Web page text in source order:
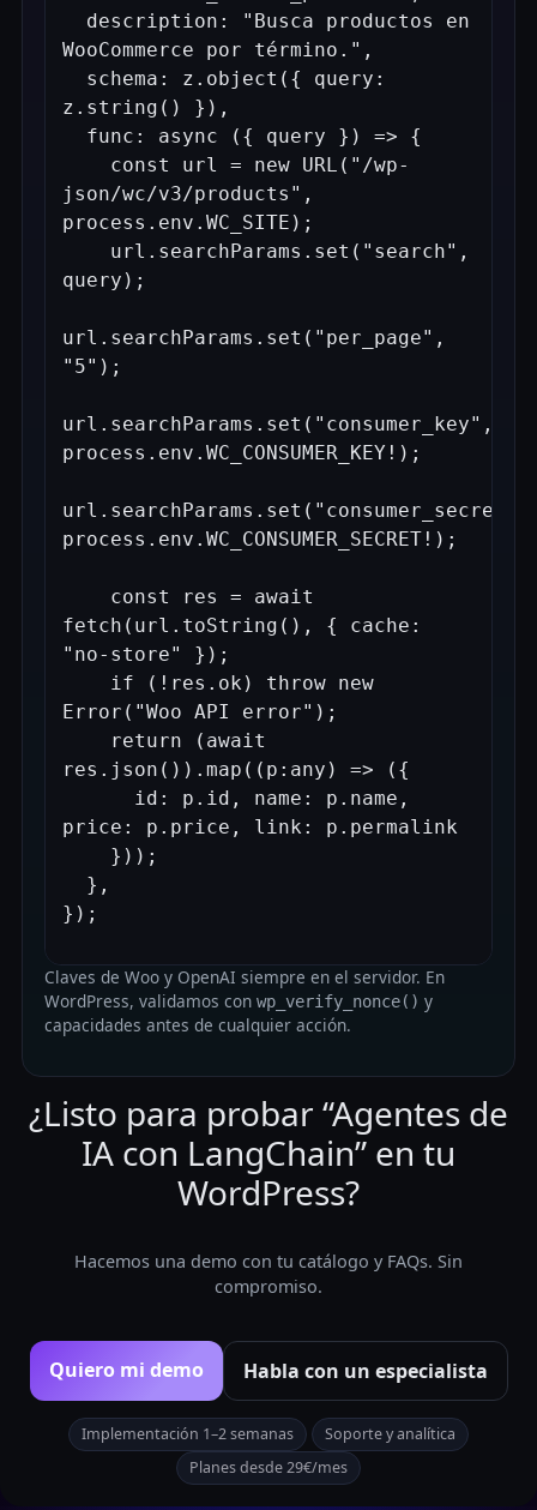
WooCommerce por término.",
z.string() }),
json/wc/v3/products",
process.env.WC_SITE);
query);
url.searchParams.set("per_page",
"5");
url.searchParams.set("consumer_key",
process.env.WC_CONSUMER_KEY!);
url.searchParams.set("consumer_secret",
process.env.WC_CONSUMER_SECRET!);
fetch(url.toString(), { cache:
"no-store" });
Error("Woo API error");
res.json()).map((p:any) => ({
price: p.price, link: p.permalink
Claves de Woo y OpenAI siempre en el servidor. En
WordPress, validamos con wp_verify_nonce() y
capacidades antes de cualquier acción.
¿Listo para probar “Agentes de
IA con LangChain” en tu
WordPress?
Hacemos una demo con tu catálogo y FAQs. Sin
compromiso.
Quiero mi demo Habla con un especialista
Implementación 1–2 semanas
Soporte y analítica
Planes desde 29€/mes